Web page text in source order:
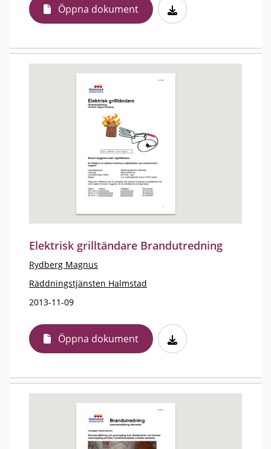
Öppna dokument
Elektrisk grilltändare Brandutredning
Rydberg Magnus
Räddningstjänsten Halmstad
2013-11-09
Öppna dokument